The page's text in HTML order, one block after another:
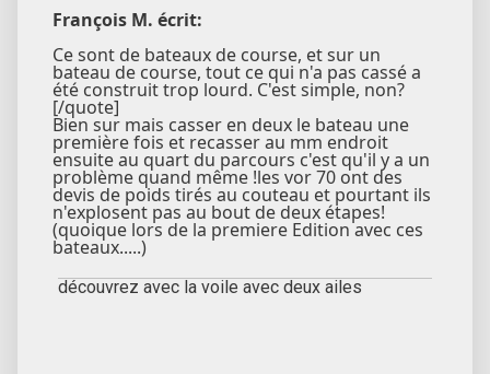
François M. écrit:
Ce sont de bateaux de course, et sur un
bateau de course, tout ce qui n'a pas cassé a
été construit trop lourd. C'est simple, non?
[/quote]
Bien sur mais casser en deux le bateau une
première fois et recasser au mm endroit
ensuite au quart du parcours c'est qu'il y a un
problème quand même !les vor 70 ont des
devis de poids tirés au couteau et pourtant ils
n'explosent pas au bout de deux étapes!
(quoique lors de la premiere Edition avec ces
bateaux.....)
découvrez avec la voile avec deux ailes